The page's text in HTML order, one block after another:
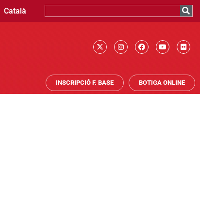
Català
INSCRIPCIÓ F. BASE BOTIGA ONLINE